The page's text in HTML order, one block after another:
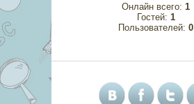
Онлайн всего: 1
Гостей: 1
Пользователей: 0